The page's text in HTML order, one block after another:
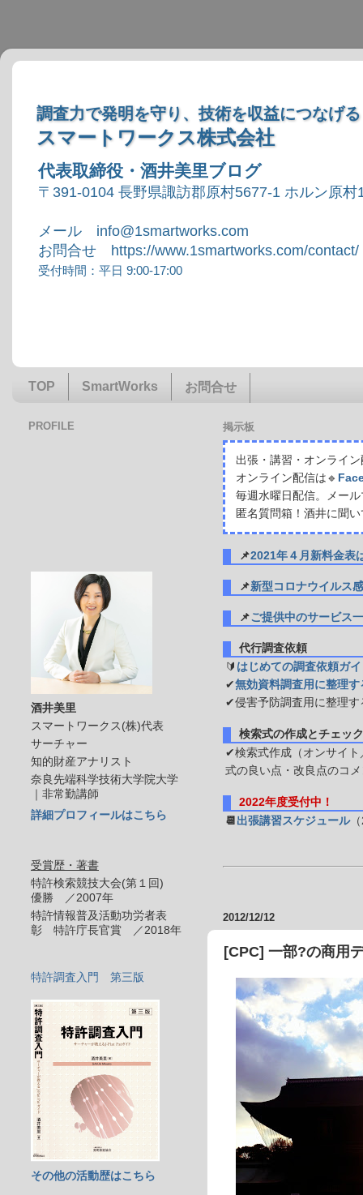
調査力で発明を守り、技術を収益につなげる
スマートワークス株式会社
代表取締役・酒井美里ブログ
〒391-0104 長野県諏訪郡原村5677-1 ホルン原村
メール info@1smartworks.com
お問合せ https://www.1smartworks.com/contact/
受付時間：平日 9:00-17:00
TOP SmartWorks お問合せ
掲示板
出張・講習・オンライ
オンライン配信は🔹
毎週水曜日配信。メー
匿名質問箱！酒井に聞
📌2021年４月新料金表
📌新型コロナウイルス
📌ご提供中のサービス
代行調査依頼
🔰 はじめての調査依頼ガ
✔無効資料調査用に整理
✔侵害予防調査用に整理す
検索式の作成とチェック
✔検索式作成（オンサイト
式の良い点・改良点のコ
2022年度受付中！
📆 出張講習スケジュール
2012/12/12
[CPC] 一部?の商用
PROFILE
酒井美里
スマートワークス(株)代表
サーチャー
知的財産アナリスト
奈良先端科学技術大学院大学
｜非常勤講師
詳細プロフィールはこちら
受賞歴・著書
特許検索競技大会(第１回)
優勝 ／2007年
特許情報普及活動功労者表
彰 特許庁長官賞 ／2018年
特許調査入門 第三版
その他の活動歴はこちら